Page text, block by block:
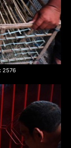
2576